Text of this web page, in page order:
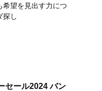
希望を見出す力につ
探し
セール2024 バン